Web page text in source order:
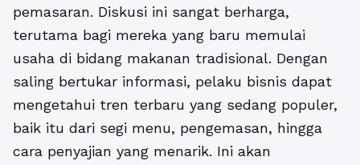
pemasaran. Diskusi ini sangat berharga,
terutama bagi mereka yang baru memulai
usaha di bidang makanan tradisional. Dengan
saling bertukar informasi, pelaku bisnis dapat
mengetahui tren terbaru yang sedang populer,
baik itu dari segi menu, pengemasan, hingga
cara penyajian yang menarik. Ini akan